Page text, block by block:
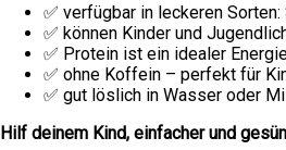
✅ verfügbar in leckeren
✅ können Kinder und
✅ Protein ist ein idealer
✅ ohne Koffein – perfekt für
✅ gut löslich in Wasser oder
Hilf deinem Kind, einfacher und